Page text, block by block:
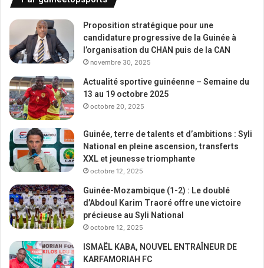
Proposition stratégique pour une
candidature progressive de la Guinée à
l’organisation du CHAN puis de la CAN
novembre 30, 2025
Actualité sportive guinéenne – Semaine du
13 au 19 octobre 2025
octobre 20, 2025
Guinée, terre de talents et d’ambitions : Syli
National en pleine ascension, transferts
XXL et jeunesse triomphante
octobre 12, 2025
Guinée-Mozambique (1-2) : Le doublé
d’Abdoul Karim Traoré offre une victoire
précieuse au Syli National
octobre 12, 2025
ISMAËL KABA, NOUVEL ENTRAÎNEUR DE
KARFAMORIAH FC